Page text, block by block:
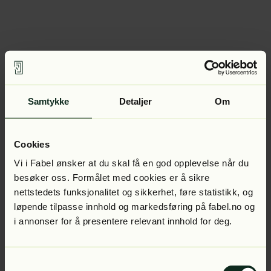
Samtykke Detaljer Om
Cookies
Vi i Fabel ønsker at du skal få en god opplevelse når du
besøker oss. Formålet med cookies er å sikre
nettstedets funksjonalitet og sikkerhet, føre statistikk, og
løpende tilpasse innhold og markedsføring på fabel.no og
i annonser for å presentere relevant innhold for deg.